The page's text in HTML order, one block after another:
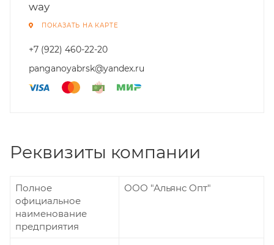
way
ПОКАЗАТЬ НА КАРТЕ
+7 (922) 460-22-20
panganoyabrsk@yandex.ru
Реквизиты компании
Полное
официальное
наименование
предприятия
ООО "Альянс Опт"